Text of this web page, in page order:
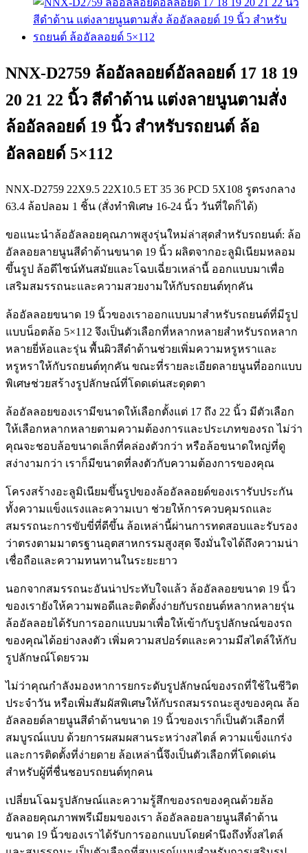
NNX-D2759 ล้ออัลลอยด์อัลลอยด์ 17 18 19
20 21 22 นิ้ว สีดำด้าน แต่งลายนูนตามสั่ง
ล้ออัลลอยด์ 19 นิ้ว สำหรับรถยนต์ ล้อ
อัลลอยด์ 5×112
NNX-D2759 22X9.5 22X10.5 ET 35 36 PCD 5X108 รูตรงกลาง
63.4 ล้อปลอม 1 ชิ้น (สั่งทำพิเศษ 16-24 นิ้ว วันที่ใดก็ได้)
ขอแนะนำล้ออัลลอยคุณภาพสูงรุ่นใหม่ล่าสุดสำหรับรถยนต์: ล้อ
อัลลอยลายนูนสีดำด้านขนาด 19 นิ้ว ผลิตจากอะลูมิเนียมหลอม
ขึ้นรูป ล้อดีไซน์ทันสมัยและโฉบเฉี่ยวเหล่านี้ ออกแบบมาเพื่อ
เสริมสมรรถนะและความสวยงามให้กับรถยนต์ทุกคัน
ล้ออัลลอยขนาด 19 นิ้วของเราออกแบบมาสำหรับรถยนต์ที่มีรูป
แบบน็อตล้อ 5×112 จึงเป็นตัวเลือกที่หลากหลายสำหรับรถหลาก
หลายยี่ห้อและรุ่น พื้นผิวสีดำด้านช่วยเพิ่มความหรูหราและ
หรูหราให้กับรถยนต์ทุกคัน ขณะที่รายละเอียดลายนูนที่ออกแบบ
พิเศษช่วยสร้างรูปลักษณ์ที่โดดเด่นสะดุดตา
ล้ออัลลอยของเรามีขนาดให้เลือกตั้งแต่ 17 ถึง 22 นิ้ว มีตัวเลือก
ให้เลือกหลากหลายตามความต้องการและประเภทของรถ ไม่ว่า
คุณจะชอบล้อขนาดเล็กที่คล่องตัวกว่า หรือล้อขนาดใหญ่ที่ดู
สง่างามกว่า เราก็มีขนาดที่ลงตัวกับความต้องการของคุณ
โครงสร้างอะลูมิเนียมขึ้นรูปของล้ออัลลอยด์ของเรารับประกัน
ทั้งความแข็งแรงและความเบา ช่วยให้การควบคุมรถและ
สมรรถนะการขับขี่ที่ดีขึ้น ล้อเหล่านี้ผ่านการทดสอบและรับรอง
ว่าตรงตามมาตรฐานอุตสาหกรรมสูงสุด จึงมั่นใจได้ถึงความน่า
เชื่อถือและความทนทานในระยะยาว
นอกจากสมรรถนะอันน่าประทับใจแล้ว ล้ออัลลอยขนาด 19 นิ้ว
ของเรายังให้ความพอดีและติดตั้งง่ายกับรถยนต์หลากหลายรุ่น
ล้ออัลลอยได้รับการออกแบบมาเพื่อให้เข้ากับรูปลักษณ์ของรถ
ของคุณได้อย่างลงตัว เพิ่มความสปอร์ตและความมีสไตล์ให้กับ
รูปลักษณ์โดยรวม
ไม่ว่าคุณกำลังมองหาการยกระดับรูปลักษณ์ของรถที่ใช้ในชีวิต
ประจำวัน หรือเพิ่มสัมผัสพิเศษให้กับรถสมรรถนะสูงของคุณ ล้อ
อัลลอยด์ลายนูนสีดำด้านขนาด 19 นิ้วของเราก็เป็นตัวเลือกที่
สมบูรณ์แบบ ด้วยการผสมผสานระหว่างสไตล์ ความแข็งแกร่ง
และการติดตั้งที่ง่ายดาย ล้อเหล่านี้จึงเป็นตัวเลือกที่โดดเด่น
สำหรับผู้ที่ชื่นชอบรถยนต์ทุกคน
เปลี่ยนโฉมรูปลักษณ์และความรู้สึกของรถของคุณด้วยล้อ
อัลลอยคุณภาพพรีเมียมของเรา ล้ออัลลอยลายนูนสีดำด้าน
ขนาด 19 นิ้วของเราได้รับการออกแบบโดยคำนึงถึงทั้งสไตล์